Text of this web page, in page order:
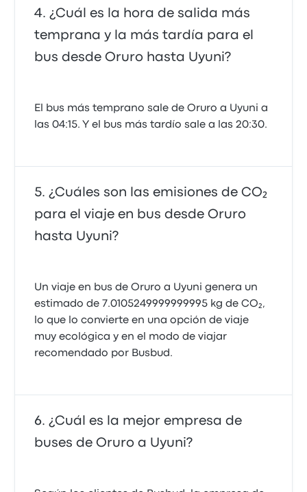
¿Cuál es la hora de salida más
temprana y la más tardía para el
bus desde Oruro hasta Uyuni?
El bus más temprano sale de Oruro a Uyuni a
las 04:15. Y el bus más tardío sale a las 20:30.
¿Cuáles son las emisiones de CO₂
para el viaje en bus desde Oruro
hasta Uyuni?
Un viaje en bus de Oruro a Uyuni genera un
estimado de 7.0105249999999995 kg de CO₂,
lo que lo convierte en una opción de viaje
muy ecológica y en el modo de viajar
recomendado por Busbud.
¿Cuál es la mejor empresa de
buses de Oruro a Uyuni?